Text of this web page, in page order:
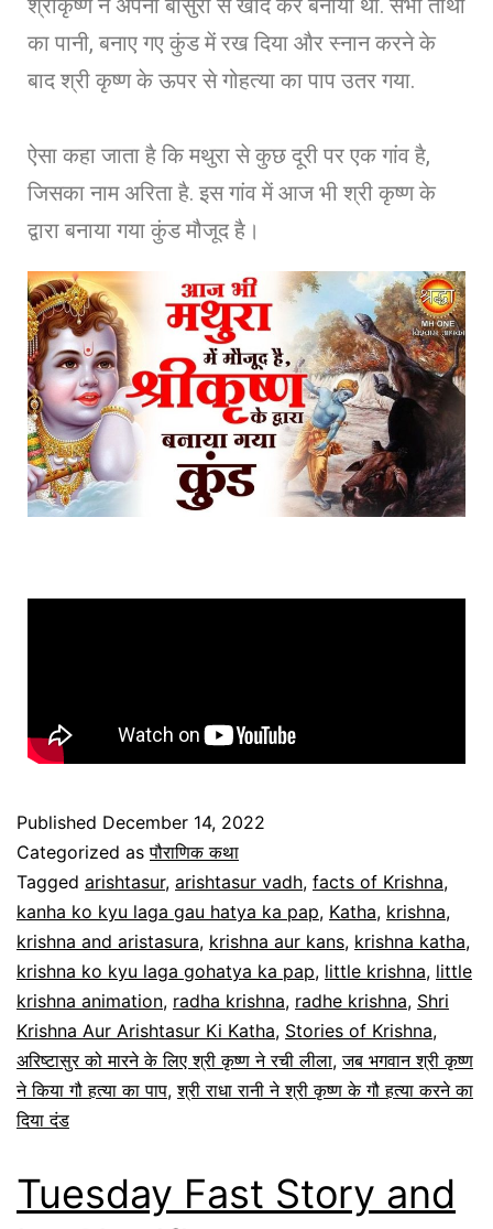
का पानी, बनाए गए कुंड में रख दिया और स्नान करने के
बाद श्री कृष्ण के ऊपर से गोहत्या का पाप उतर गया.
ऐसा कहा जाता है कि मथुरा से कुछ दूरी पर एक गांव है,
जिसका नाम अरिता है. इस गांव में आज भी श्री कृष्ण के
द्वारा बनाया गया कुंड मौजूद है।
Published December 14, 2022
Categorized asपौराणिक कथा
Tagged arishtasur, arishtasur vadh, facts of Krishna,
kanha ko kyu laga gau hatya ka pap, Katha, krishna,
krishna and aristasura, krishna aur kans, krishna katha,
krishna ko kyu laga gohatya ka pap, little krishna, little
krishna animation, radha krishna, radhe krishna, Shri
Krishna Aur Arishtasur Ki Katha, Stories of Krishna,
अरिष्टासुर को मारने के लिए श्री कृष्ण ने रची लीला,जब भगवान श्री कृष्ण
ने किया गौ हत्या का पाप,श्री राधा रानी ने श्री कृष्ण के गौ हत्या करने का
दिया दंड
Tuesday Fast Story and